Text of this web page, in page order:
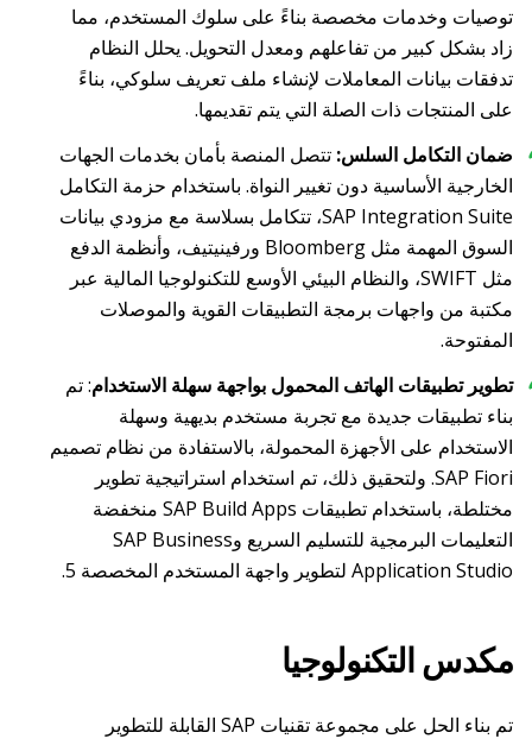
توصيات وخدمات مخصصة بناءً على سلوك المستخدم، مما
زاد بشكل كبير من تفاعلهم ومعدل التحويل. يحلل النظام
تدفقات بيانات المعاملات لإنشاء ملف تعريف سلوكي، بناءً
على المنتجات ذات الصلة التي يتم تقديمها.
ضمان التكامل السلس: تتصل المنصة بأمان بخدمات الجهات
الخارجية الأساسية دون تغيير النواة. باستخدام حزمة التكامل
SAP Integration Suite، تتكامل بسلاسة مع مزودي بيانات
السوق المهمة مثل Bloomberg ورفينيتيف، وأنظمة الدفع
مثل SWIFT، والنظام البيئي الأوسع للتكنولوجيا المالية عبر
مكتبة من واجهات برمجة التطبيقات القوية والموصلات
المفتوحة.
تطوير تطبيقات الهاتف المحمول بواجهة سهلة الاستخدام: تم
بناء تطبيقات جديدة مع تجربة مستخدم بديهية وسهلة
الاستخدام على الأجهزة المحمولة، بالاستفادة من نظام تصميم
SAP Fiori. ولتحقيق ذلك، تم استخدام استراتيجية تطوير
مختلطة، باستخدام تطبيقات SAP Build Apps منخفضة
التعليمات البرمجية للتسليم السريع وSAP Business
Application Studio لتطوير واجهة المستخدم المخصصة 5.
مكدس التكنولوجيا
تم بناء الحل على مجموعة تقنيات SAP القابلة للتطوير